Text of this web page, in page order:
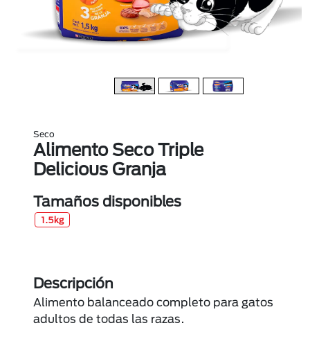
Seco
Alimento Seco Triple
Delicious Granja
Tamaños disponibles
1.5kg
Descripción
Alimento balanceado completo para gatos
adultos de todas las razas.